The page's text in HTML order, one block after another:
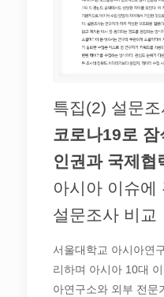
특집(2) 설문
코로나19로
인권과 국제협
아시아 이슈에
설문조사 비교
서울대학교 아시아연
리하며 아시아 10대
아연구소와 외부 전문